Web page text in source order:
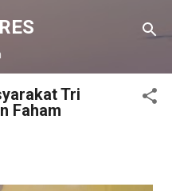
utama
Tri
Faham